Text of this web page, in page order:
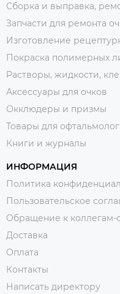
Сборка и выправка,
Запчасти для ремонта
Изготовление
Покраска полимерных
Растворы, жидкости,
Аксессуары для очков
Окклюдеры и призмы
Товары для
Книги и журналы
ИНФОРМАЦИЯ
Политика
Пользовательское
Обращение к коллегам-
Доставка
Оплата
Контакты
Написать директору